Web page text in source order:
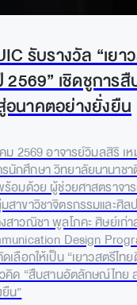
รับรางวัล “เย
2569” เชิดชูการ
นาคตอย่างยั่งยืน
ม 2569 อาจารย์วิมลสิริ เ
กศึกษา วิทยาลัยนานาช
อมด้วย ผู้ช่วยศาสตราจา
าขาวิชาจิตรกรรมและศิล
าวณิชา พูลโภคะ ศิษย์เก่
Design
เลือกให้เป็น “เยาวสตรีไท
คิด “สืบสานอัตลักษณ์ไทย
น”